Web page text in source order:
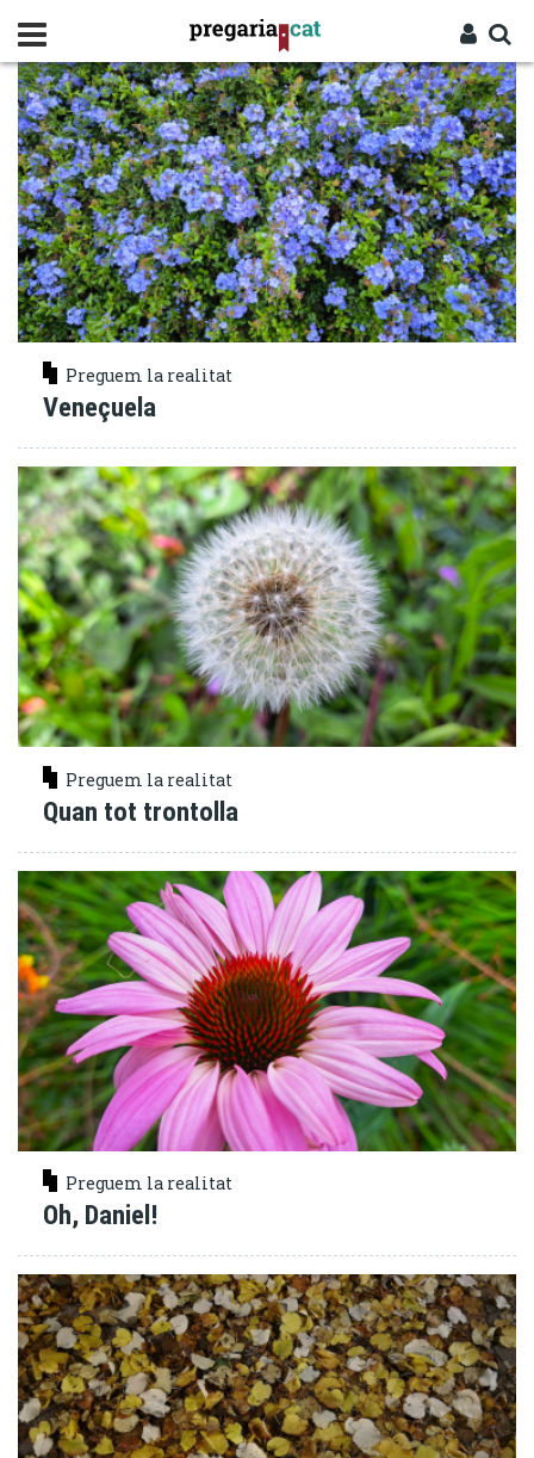
contingut
Entra
Cercador
TERRATRÈMOL
Preguem la realitat
Veneçuela
Preguem la realitat
Quan tot trontolla
Preguem la realitat
Oh, Daniel!